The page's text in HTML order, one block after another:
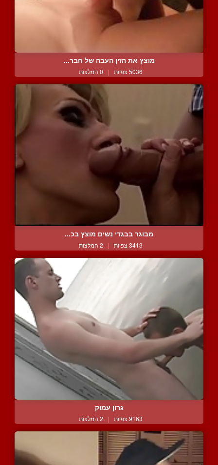
מוצץ את הזין העבה של חבר...
5036 צפיות | 0 המלצות
מבוגר בבגדי נשים מוצץ בכ...
3413 צפיות | 2 המלצות
גרון עמוק
9163 צפיות | 2 המלצות